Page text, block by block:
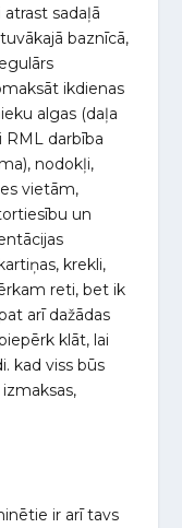
sadaļā
baznīcā,
ikdienas
algas (daļa
RML darbība
nodokļi,
vietām,
un
krekli,
reti, bet ik
arī dažādas
klāt, lai
kad viss būs
ir arī tavs